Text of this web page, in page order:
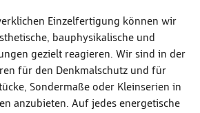
Einzelfertigung können wir
bauphysikalische und
gezielt reagieren. Wir sind in der
für den Denkmalschutz und für
Sondermaße oder Kleinserien in
anzubieten. Auf jedes energetische